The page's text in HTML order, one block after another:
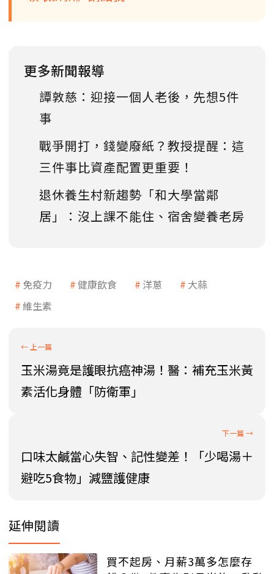
更多新聞報導
譚敦慈：迎接一個人老後，先想5件
事
戰爭開打，錢變廢紙？教授提醒：這
三件事比資產配置更重要！
退休養生村新趨勢「和大學當鄰
居」：沒上課不能住、宿舍變養老房
免疫力 健康飲食 洋蔥
大蒜
維生素
玉米湯竟是護眼抗癌神湯！醫：補充玉米黃
素活化身體「防衛軍」
口味太鹹當心失智、記性變差！「少喝湯＋
避吃5食物」減鹽護健康
延伸閱讀
買不起房、月薪3萬多怎麼存